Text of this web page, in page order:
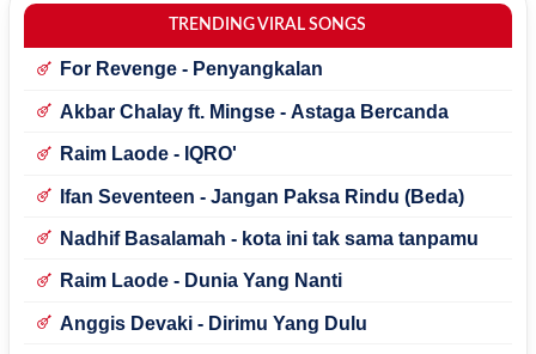
TRENDING VIRAL SONGS
For Revenge - Penyangkalan
Akbar Chalay ft. Mingse - Astaga Bercanda
Raim Laode - IQRO'
Ifan Seventeen - Jangan Paksa Rindu (Beda)
Nadhif Basalamah - kota ini tak sama tanpamu
Raim Laode - Dunia Yang Nanti
Anggis Devaki - Dirimu Yang Dulu